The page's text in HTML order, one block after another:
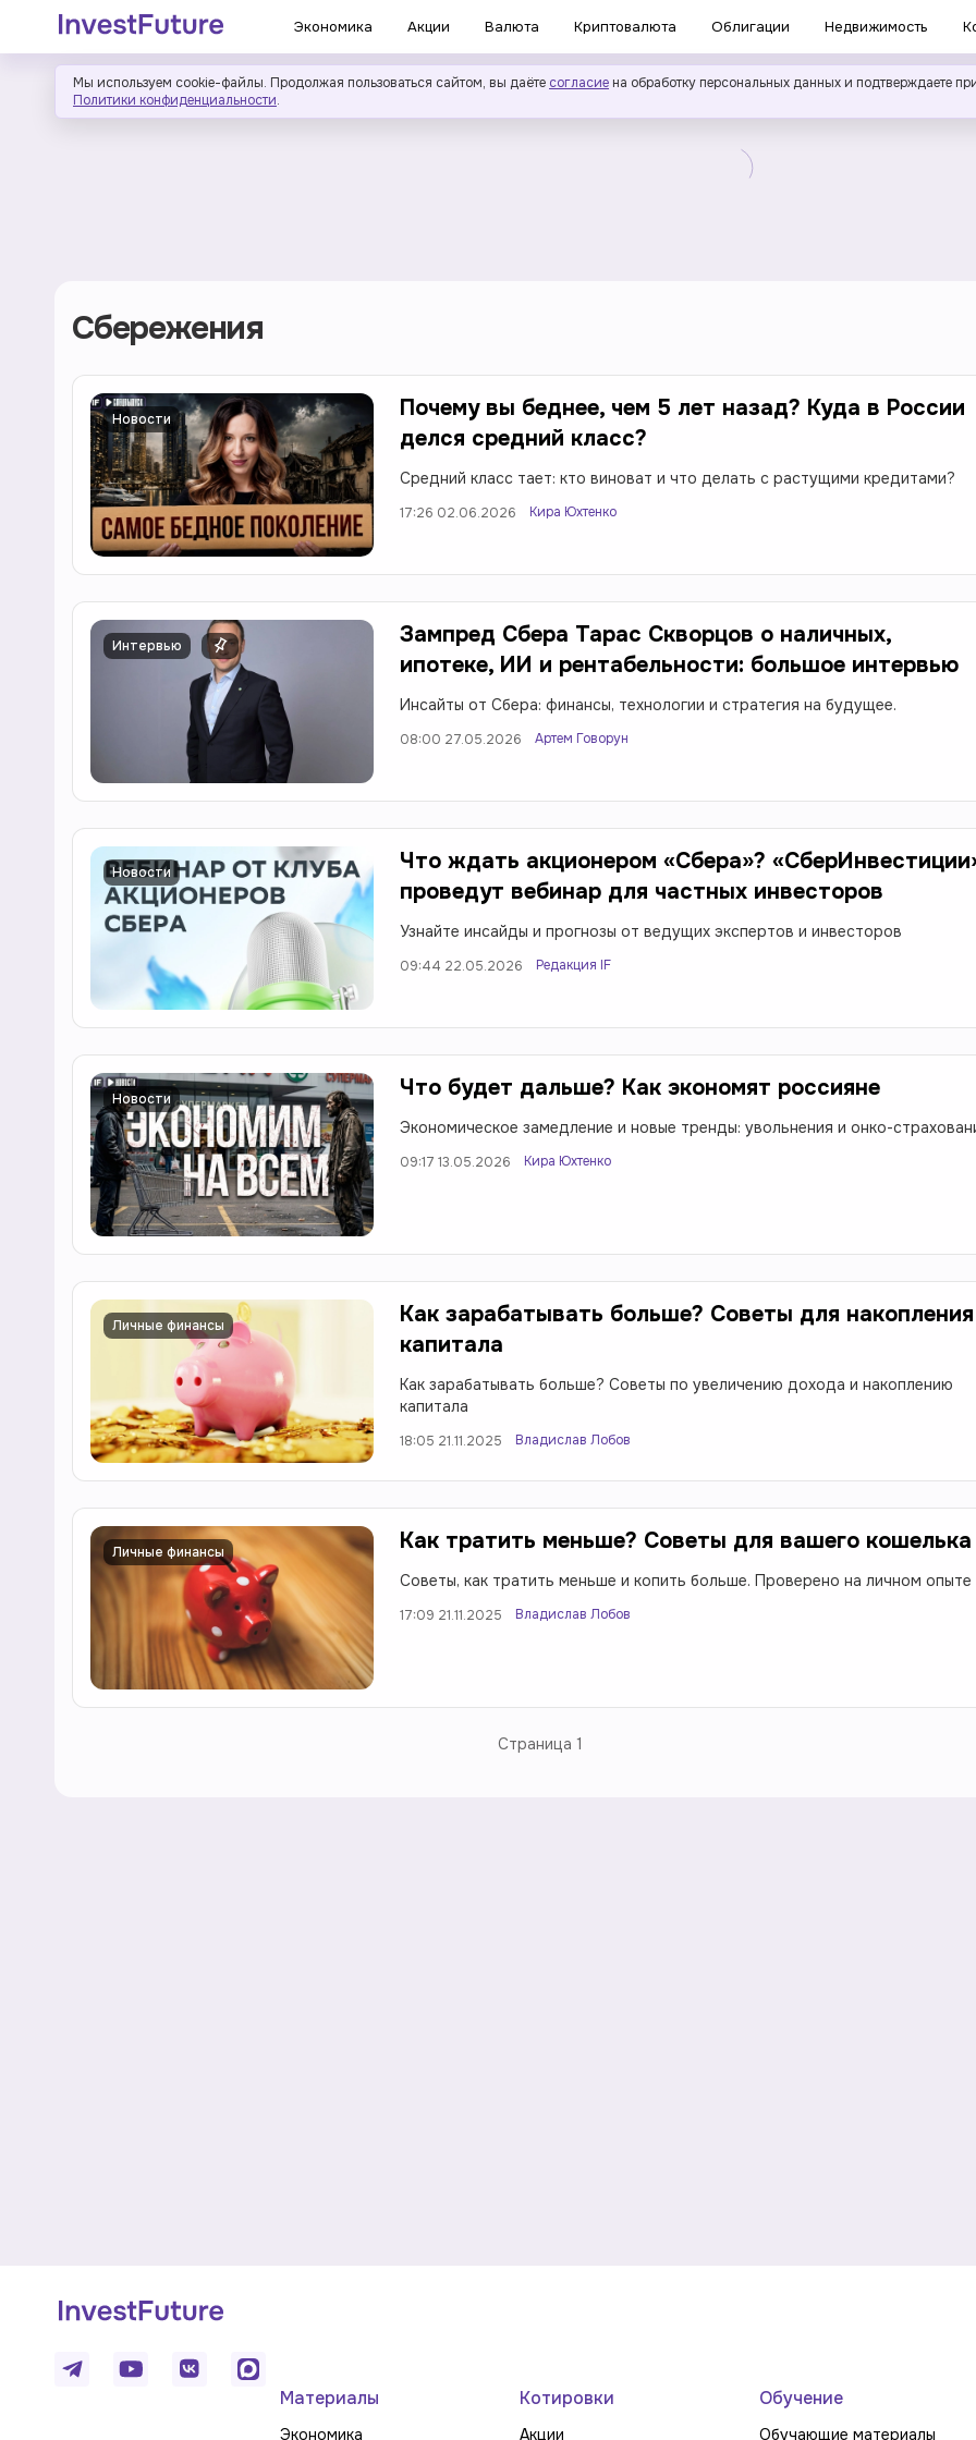
Экономика Акции Валюта Криптовалюта Облигации Недвижимость
Мы используем cookie-файлы. Продолжая пользоваться сайтом, вы даёте согласие на обработку персональных данных и подтверждаете
Политики конфиденциальности.
Сбережения
Новости
Почему вы беднее, чем 5 лет назад? Куда в России
делся средний класс?
Средний класс тает: кто виноват и что делать с растущими кредитами?
17:26 02.06.2026 Кира Юхтенко
Интервью
Зампред Сбера Тарас Скворцов о наличных,
ипотеке, ИИ и рентабельности: большое интервью
Инсайты от Сбера: финансы, технологии и стратегия на будущее.
08:00 27.05.2026 Артем Говорун
Новости
Что ждать акционером «Сбера»?
проведут вебинар для частных инвесторов
Узнайте инсайды и прогнозы от ведущих экспертов и инвесторов
09:44 22.05.2026 Редакция IF
Новости Что будет дальше? Как экономят россияне
Экономическое замедление и новые тренды: увольнения и онко-
09:17 13.05.2026 Кира Юхтенко
Личные финансы
Как зарабатывать больше? Советы для накопления
капитала
Как зарабатывать больше? Советы по увеличению дохода и накоплению
капитала
18:05 21.11.2025 Владислав Лобов
Личные финансы Как тратить меньше? Советы для вашего кошелька
Советы, как тратить меньше и копить больше. Проверено на личном опыте
17:09 21.11.2025 Владислав Лобов
Страница 1
Материалы
Экономика
Котировки
Акции
Обучение
Обучающие материалы